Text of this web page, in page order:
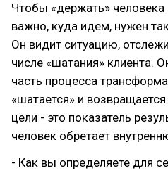
Чтобы «держать» человека
важно, куда идем, нужен
Он видит ситуацию,
числе «шатания» клиента.
часть процесса
«шатается» и
цели - это показатель
человек обретает
- Как вы определяете для